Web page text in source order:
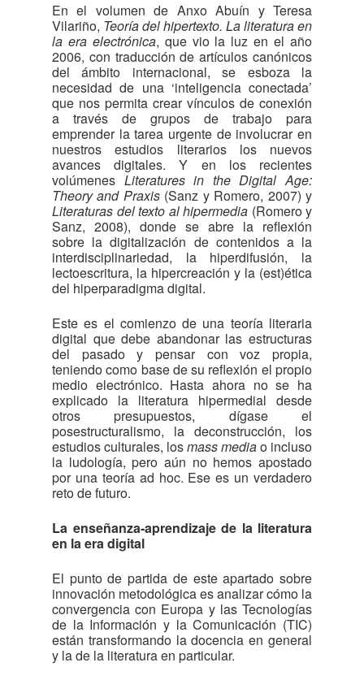
En el volumen de Anxo Abuín y Teresa
Vilariño, Teoría del hipertexto. La literatura en
la era electrónica, que vio la luz en el año
2006, con traducción de artículos canónicos
del ámbito internacional, se esboza la
necesidad de una ‘inteligencia conectada’
que nos permita crear vínculos de conexión
a través de grupos de trabajo para
emprender la tarea urgente de involucrar en
nuestros estudios literarios los nuevos
avances digitales. Y en los recientes
volúmenes Literatures in the Digital Age:
Theory and Praxis(Sanz y Romero, 2007) y
Literaturas del texto al hipermedia (Romero y
Sanz, 2008), donde se abre la reflexión
sobre la digitalización de contenidos a la
interdisciplinariedad, la hiperdifusión, la
lectoescritura, la hipercreación y la (est)ética
del hiperparadigma digital.
Este es el comienzo de una teoría literaria
digital que debe abandonar las estructuras
del pasado y pensar con voz propia,
teniendo como base de su reflexión el propio
medio electrónico. Hasta ahora no se ha
explicado la literatura hipermedial desde
otros presupuestos, dígase el
posestructuralismo, la deconstrucción, los
estudios culturales, losmass mediao incluso
la ludología, pero aún no hemos apostado
por una teoría ad hoc. Ese es un verdadero
reto de futuro.
La enseñanza-aprendizaje de la literatura
en la era digital
El punto de partida de este apartado sobre
innovación metodológica es analizar cómo la
convergencia con Europa y las Tecnologías
de la Información y la Comunicación (TIC)
están transformando la docencia en general
y la de la literatura en particular.